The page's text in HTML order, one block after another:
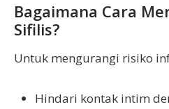
Bagaimana Cara
Sifilis?
Untuk mengurangi risiko
Hindari kontak intim